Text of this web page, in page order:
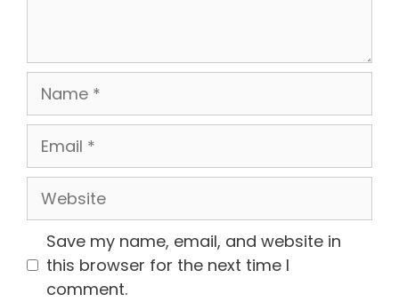
Name
Email
Website
Save my name, email, and website in
this browser for the next time I
comment.